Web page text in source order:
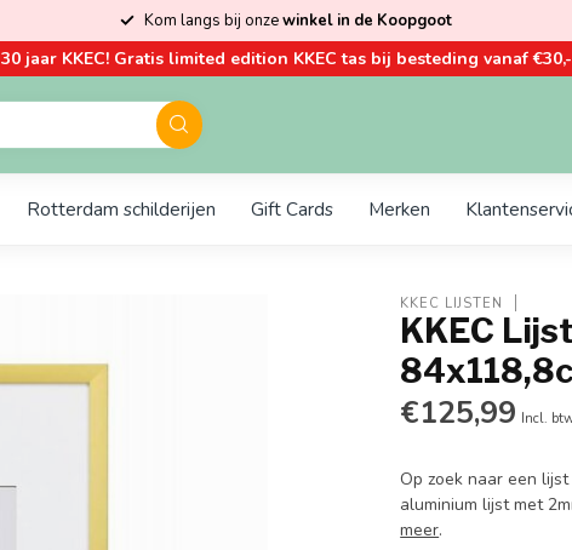
Kom langs bij onzewinkel in de Koopgoot
30 jaar KKEC! Gratis limited edition KKEC tas bij besteding vanaf €30,-
Rotterdam schilderijen Gift Cards Merken
KKEC LIJSTEN
KKEC
€125,99 Incl.
Op zoek naar een
aluminium lijst met
meer.